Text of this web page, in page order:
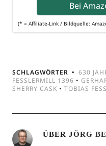
Bei
(* = Affi­lia­te-Link / Bild­quel­le:
SCHLAGWÖRTER 630
FESSLERMILL 1396 •
SHERRY CASK • TOBIAS
ÜBER JÖRG